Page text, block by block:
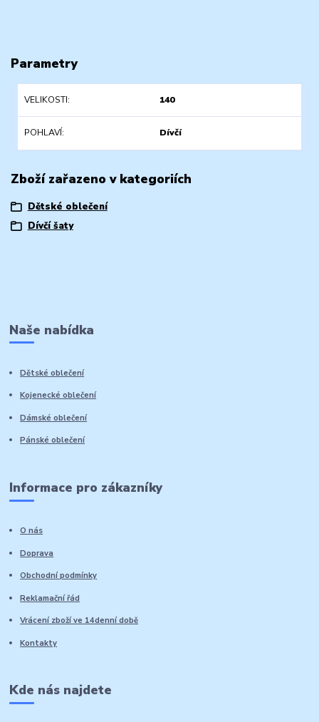
Parametry
VELIKOSTI 140
POHLAVÍ Dívčí
Zboží zařazeno v kategoriích
Dětské oblečení
Dívčí šaty
Naše nabídka
Dětské oblečení
Kojenecké oblečení
Dámské oblečení
Pánské oblečení
Informace pro zákazníky
O nás
Doprava
Obchodní podmínky
Reklamační řád
Vrácení zboží ve 14denní době
Kontakty
Kde nás najdete